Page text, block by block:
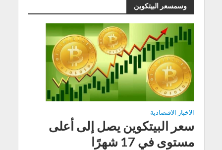
وسمسعر البيتكوين
الاخبار الاقتصادية
سعر البيتكوين يصل إلى أعلى
مستوى في 17 شهرًا